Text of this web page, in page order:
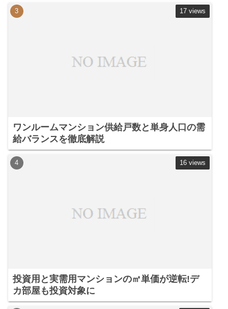
ワンルームマンション供給戸数と単身人口の需
給バランスを徹底解説
17 views
投資用と実需用マンションの㎡単価が逆転!デ
カ部屋も投資対象に
16 views